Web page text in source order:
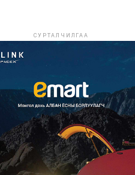
СУРТАЛЧИЛГАА